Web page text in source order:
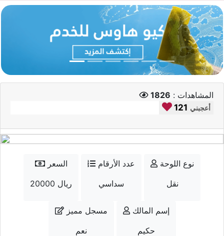
المشاهدات : 1826
121 أعجبني
السعر
20000 ريال
عدد الأرقام
سداسي
نوع اللوحة
نقل
مسجل مميز
نعم
إسم المالك
حكيم